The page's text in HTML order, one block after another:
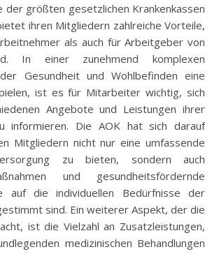
ihren Mitgliedern zahlreiche Vorteile,
als auch für Arbeitgeber von
In einer zunehmend komplexen
Gesundheit und Wohlbefinden eine
ist es für Mitarbeiter wichtig, sich
Angebote und Leistungen ihrer
informieren. Die AOK hat sich darauf
Mitgliedern nicht nur eine umfassende
zu bieten, sondern auch
und gesundheitsfördernde
auf die individuellen Bedürfnisse der
sind. Ein weiterer Aspekt, der die
ist die Vielzahl an Zusatzleistungen,
medizinischen Behandlungen